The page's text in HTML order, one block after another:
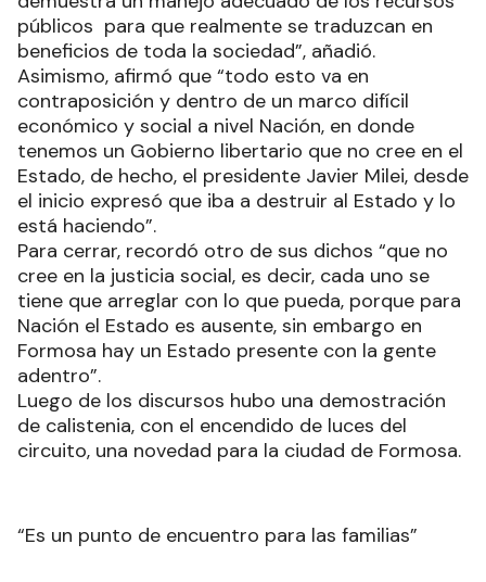
públicos para que realmente se traduzcan en
beneficios de toda la sociedad”, añadió.
Asimismo, afirmó que “todo esto va en
contraposición y dentro de un marco difícil
económico y social a nivel Nación, en donde
tenemos un Gobierno libertario que no cree en el
Estado, de hecho, el presidente Javier Milei, desde
el inicio expresó que iba a destruir al Estado y lo
está haciendo”.
Para cerrar, recordó otro de sus dichos “que no
cree en la justicia social, es decir, cada uno se
tiene que arreglar con lo que pueda, porque para
Nación el Estado es ausente, sin embargo en
Formosa hay un Estado presente con la gente
adentro”.
Luego de los discursos hubo una demostración
de calistenia, con el encendido de luces del
circuito, una novedad para la ciudad de Formosa.
“Es un punto de encuentro para las familias”